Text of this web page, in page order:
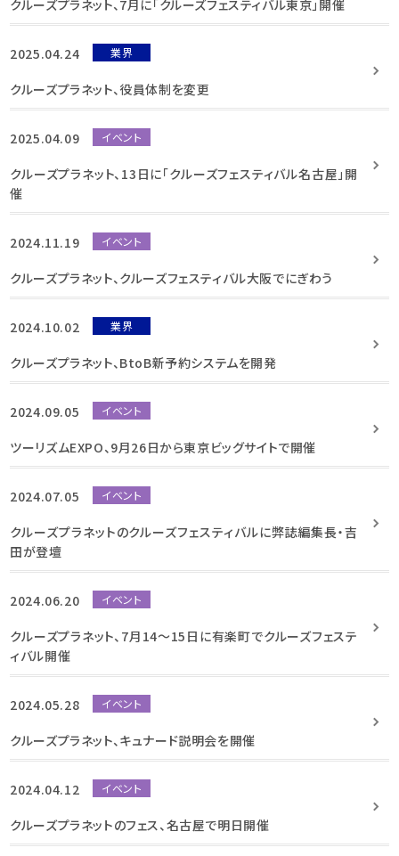
クルーズプラネット、7月に「クルーズフェスティバル東京」開催
2025.04.24 業界
クルーズプラネット、役員体制を変更
2025.04.09 イベント
クルーズプラネット、13日に「クルーズフェスティバル名古屋」開
催
2024.11.19 イベント
クルーズプラネット、クルーズフェスティバル大阪でにぎわう
2024.10.02 業界
クルーズプラネット、BtoB新予約システムを開発
2024.09.05 イベント
ツーリズムEXPO、9月26日から東京ビッグサイトで開催
2024.07.05 イベント
クルーズプラネットのクルーズフェスティバルに弊誌編集長・吉
田が登壇
2024.06.20 イベント
クルーズプラネット、7月14～15日に有楽町でクルーズフェステ
ィバル開催
2024.05.28 イベント
クルーズプラネット、キュナード説明会を開催
2024.04.12 イベント
クルーズプラネットのフェス、名古屋で明日開催